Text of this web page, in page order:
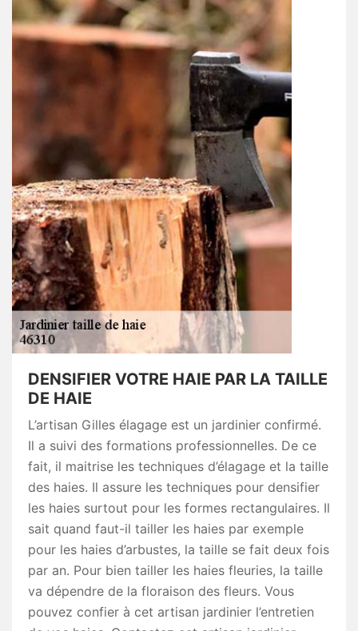
DENSIFIER VOTRE HAIE PAR LA TAILLE
DE HAIE
L’artisan Gilles élagage est un jardinier confirmé.
Il a suivi des formations professionnelles. De ce
fait, il maitrise les techniques d’élagage et la taille
des haies. Il assure les techniques pour densifier
les haies surtout pour les formes rectangulaires. Il
sait quand faut-il tailler les haies par exemple
pour les haies d’arbustes, la taille se fait deux fois
par an. Pour bien tailler les haies fleuries, la taille
va dépendre de la floraison des fleurs. Vous
pouvez confier à cet artisan jardinier l’entretien